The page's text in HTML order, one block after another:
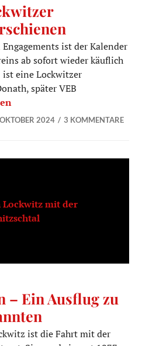
ist der Kalender
ab sofort wieder käuflich
ist eine Lockwitzer
später VEB
Lockwitzer Geschichte ist
2024 3 KOMMENTARE
– Ein Ausflug zu
ist die Fahrt mit der